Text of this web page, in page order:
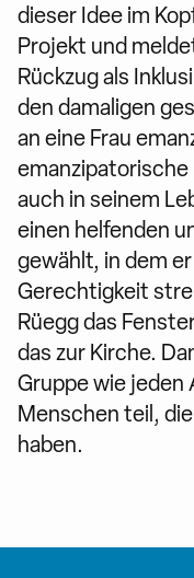
dieser Idee im
Projekt und
Rückzug als
den damaligen
an eine Frau
emanzipatorische
auch in seinem
einen helfenden
gewählt, in dem
Gerechtigkeit
Rüegg das
das zur Kirche.
Gruppe wie jeden
Menschen teil,
haben.